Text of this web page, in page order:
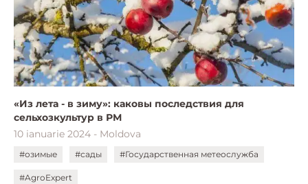
«Из лета - в зиму»: каковы последствия для
сельхозкультур в РМ
10 ianuarie 2024 - Moldova
#озимые #сады #Государственная метеослужба
#AgroExpert